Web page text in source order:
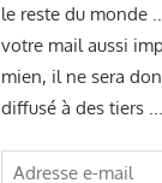
le reste du monde
votre mail aussi
mien, il ne sera
diffusé à des tiers ...
Adresse